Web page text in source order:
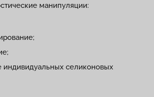
манипуляции:
индивидуальных селиконовых